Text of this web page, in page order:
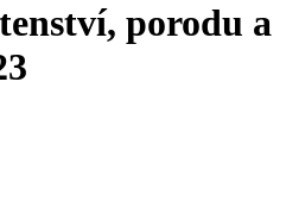
porodu a